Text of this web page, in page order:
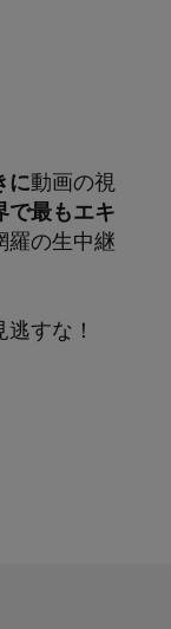
に動画の視
で最もエキ
羅の生中継
すな！